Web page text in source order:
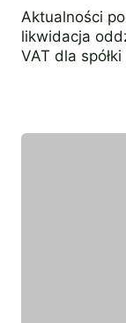
Aktualności
likwidacja
VAT dla